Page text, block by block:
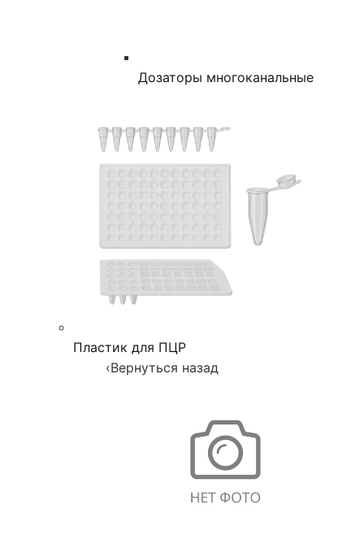
Дозаторы многоканальные
Пластик для ПЦР
‹Вернуться назад